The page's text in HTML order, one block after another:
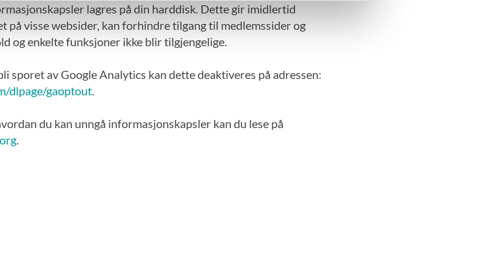
lagres på din harddisk. Dette gir imidlertid
på visse websider, kan forhindre tilgang til medlemssider og
og enkelte funksjoner ikke blir tilgjengelige.
sporet av Google Analytics kan dette deaktiveres på adressen:
dlpage/gaoptout.
du kan unngå informasjonskapsler kan du lese på
.